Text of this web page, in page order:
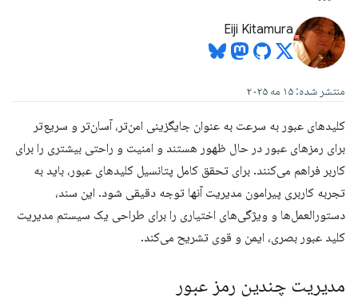
Eiji Kitamura
منتشر شده: ۱۵ مه ۲۰۲۵
کلیدهای عبور به سرعت به عنوان جایگزینی امن‌تر، آسان‌تر و سریع‌تر
برای رمزهای عبور در حال ظهور هستند و امنیت و راحتی بیشتری را برای
کاربر فراهم می‌کنند. برای تحقق کامل پتانسیل کلیدهای عبور، باید به
تجربه کاربری پیرامون مدیریت آنها توجه دقیقی شود. این سند،
دستورالعمل‌ها و ویژگی‌های اختیاری را برای طراحی یک سیستم مدیریت
کلید عبور بصری، ایمن و قوی تشریح می‌کند.
مدیریت چندین رمز عبور